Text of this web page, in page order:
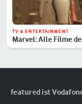
TV & ENTERTAINMENT
Marvel: Alle Filme
Reihenfolge
featured ist